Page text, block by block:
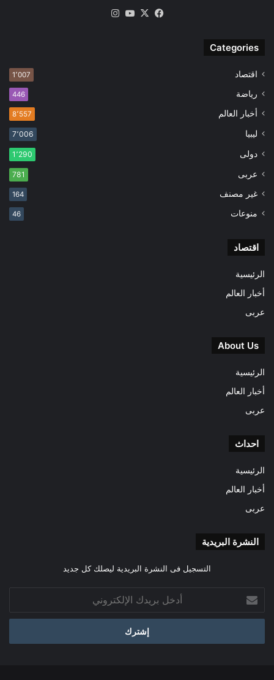
فيسبوك
‫X
‫YouTube
Categories
اقتصاد 1٬007
رياضة 446
أخبار العالم 8٬557
ليبيا 7٬006
دولى 1٬290
عربى 781
غير مصنف 164
منوعات 46
اقتصاد
الرئيسية
أخبار العالم
عربى
About Us
الرئيسية
أخبار العالم
عربى
احداث
الرئيسية
أخبار العالم
عربى
النشرة البريدية
التسجيل فى النشرة البريدية ليصلك كل جديد
بريدك
الإلكتروني